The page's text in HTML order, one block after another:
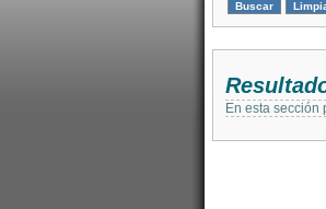
En esta